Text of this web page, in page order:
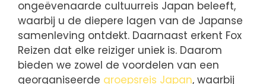
ongeëvenaarde cultuurreis Japan beleeft,
waarbij u de diepere lagen van de Japanse
samenleving ontdekt. Daarnaast erkent Fox
Reizen dat elke reiziger uniek is. Daarom
bieden we zowel de voordelen van een
georganiseerde groepsreis Japan, waarbij